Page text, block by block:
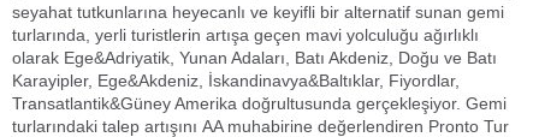
seyahat tutkunlarına heyecanlı ve keyifli bir alternatif sunan gemi
turlarında, yerli turistlerin artışa geçen mavi yolculuğu ağırlıklı
olarak Ege&Adriyatik, Yunan Adaları, Batı Akdeniz, Doğu ve Batı
Karayipler, Ege&Akdeniz, İskandinavya&Baltıklar, Fiyordlar,
Transatlantik&Güney Amerika doğrultusunda gerçekleşiyor. Gemi
turlarındaki talep artışını AA muhabirine değerlendiren Pronto Tur